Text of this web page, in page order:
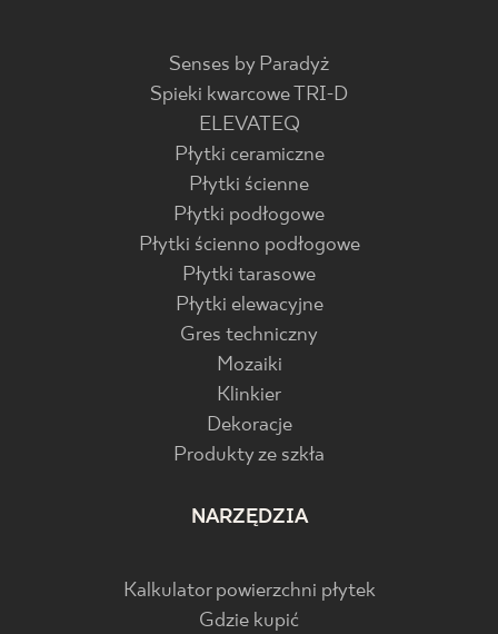
Senses by Paradyż
Spieki kwarcowe TRI-D
ELEVATEQ
Płytki ceramiczne
Płytki ścienne
Płytki podłogowe
Płytki ścienno podłogowe
Płytki tarasowe
Płytki elewacyjne
Gres techniczny
Mozaiki
Klinkier
Dekoracje
Produkty ze szkła
NARZĘDZIA
Kalkulator powierzchni płytek
Gdzie kupić